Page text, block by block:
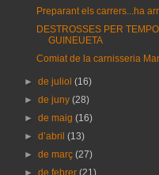
Preparant els carrers...ha
DESTROSSES PER
GUINEUETA
Comiat de la carnisseria
►de juliol(16)
►de juny(28)
►de maig(16)
►d’abril(13)
►de març(27)
►de febrer(21)